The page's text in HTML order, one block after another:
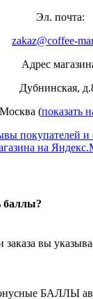
Эл. почта:
zakaz@coffee-
Адрес
Дубнинская,
(показать
баллы?
вы
БАЛЛЫ